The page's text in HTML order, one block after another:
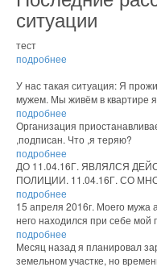
ситуации
тест
подробнее
У нас такая ситуация: Я
мужем. Мы живём в квартире
подробнее
Организация
,подписан. Что ,я теряю?
подробнее
ДО 11.04.16Г. ЯВЛЯЛСЯ
ПОЛИЦИИ. 11.04.16Г. СО
подробнее
15 апреля 2016г. Моего мужа
него находился при себе мой
подробнее
Месяц назад я планировал
земельном участке, но